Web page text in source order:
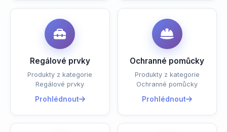
Regálové prvky
Produkty z kategorie
Regálové prvky
Prohlédnout
Ochranné pomůcky
Produkty z kategorie
Ochranné pomůcky
Prohlédnout